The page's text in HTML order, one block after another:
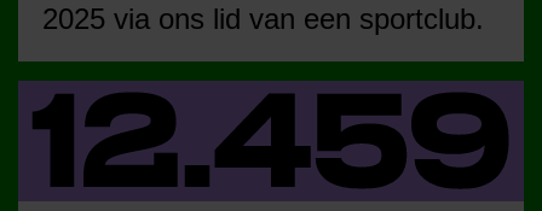
2025 via ons lid van een sportclub.